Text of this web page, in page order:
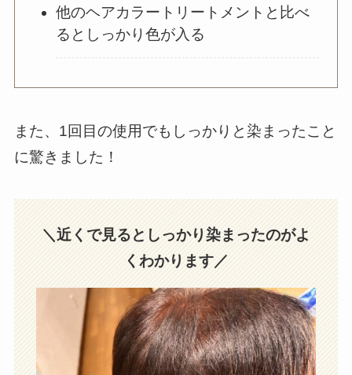
他のヘアカラートリートメントと比べ
るとしっかり色が入る
また、1回目の使用でもしっかりと染まったこと
に驚きました！
＼近くで見るとしっかり染まったのがよ
くわかります／